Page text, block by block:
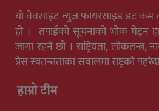
यो वेवसाइट न्युुज फायरसाइड डट कम
हो । तपाईको सूचनाको भोक मेट्न
जागा रहने छौ । राष्ट्रियता,
प्रेस स्वतन्त्रताका सवालमा राष्ट्रको
हाम्रो टीम